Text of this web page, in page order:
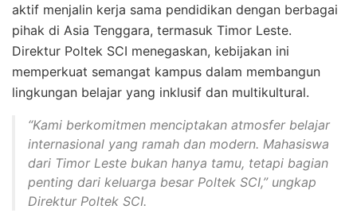
aktif menjalin kerja sama pendidikan dengan berbagai
pihak di Asia Tenggara, termasuk Timor Leste.
Direktur Poltek SCI menegaskan, kebijakan ini
memperkuat semangat kampus dalam membangun
lingkungan belajar yang inklusif dan multikultural.
“Kami berkomitmen menciptakan atmosfer belajar
internasional yang ramah dan modern. Mahasiswa
dari Timor Leste bukan hanya tamu, tetapi bagian
penting dari keluarga besar Poltek SCI,” ungkap
Direktur Poltek SCI.